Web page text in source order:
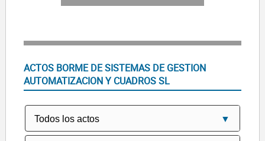
ACTOS BORME DE SISTEMAS DE GESTION
AUTOMATIZACION Y CUADROS SL